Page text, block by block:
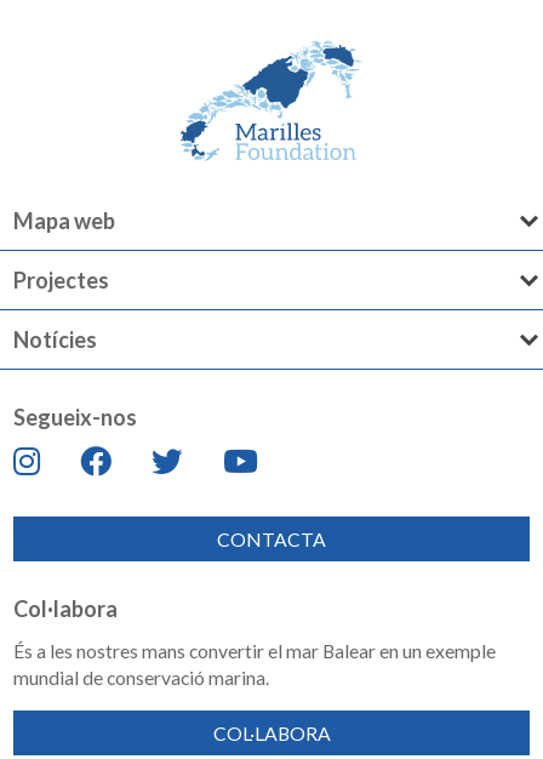
Mapa web
Projectes
Notícies
Segueix-nos
CONTACTA
Col·labora
És a les nostres mans convertir el mar Balear en un exemple
mundial de conservació marina.
COL·LABORA